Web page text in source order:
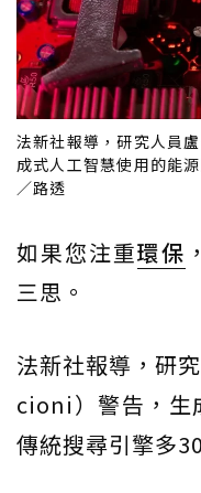
法新社報導，研究人員
成式人工智慧使用的能
／路透
如果您注重環保
三思。
法新社報導，研
cioni）警告，生
傳統搜尋引擎多